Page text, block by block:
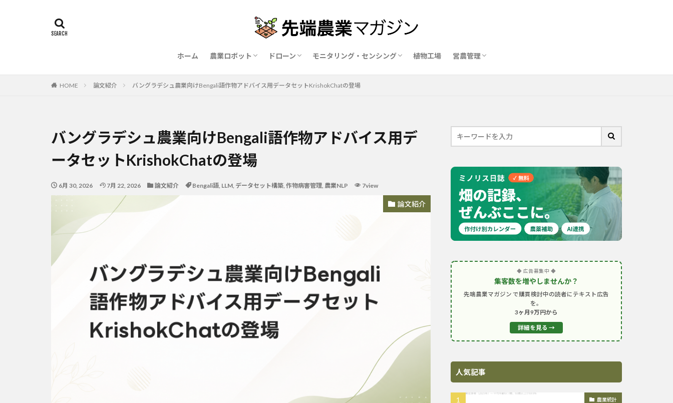
ホーム 農業ロボット
農業ロボットメーカー比較15社
ドローン
ドローン農薬散布の代行業者比較
ハウス用遮光剤・遮熱剤の比較
モニタリング・センシング
農業用環境制御システム比較
植物工場 営農管理
圃場管理アプリおすすめ10選
農業用トイレ比較
バイオスティミュラント完全ガイド
HOME 論文紹介 バングラデシュ農業向けBengali語作物アドバイス用データセットKrishokChatの登場
バングラデシュ農業向けBengali語作物アドバイス用デ
ータセットKrishokChatの登場
6月 30, 2026 7月 22, 2026 論文紹介 Bengali語, LLM, データセット構築, 作物病害管理, 農業NLP 7view
論文紹介
◆ 広告募集中 ◆
集客数を増やしませんか？
先端農業マガジン で購買検討中の読者にテキスト広告
を。
3ヶ月9万円から
詳細を見る →
人気記事
農業統計